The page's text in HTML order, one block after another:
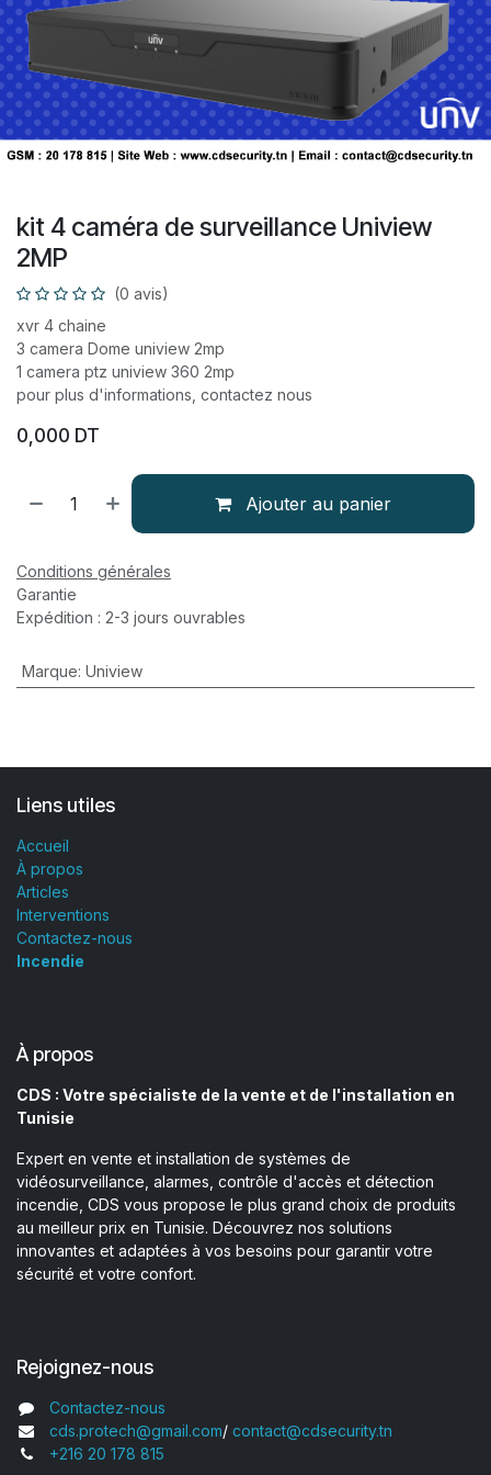
kit 4 caméra de surveillance Uniview
2MP
(0 avis)
xvr 4 chaine
3 camera Dome uniview 2mp
1 camera ptz uniview 360 2mp
pour plus d'informations, contactez nous
0,000 DT
Ajouter au panier
Conditions générales
Garantie
Expédition : 2-3 jours ouvrables
Marque: Uniview
Liens utiles
Accueil
À propos
Articles
Interventions
Contactez-nous
Incendie
À propos
CDS : Votre spécialiste de la vente et de l'installation en
Tunisie
Expert en vente et installation de systèmes de
vidéosurveillance, alarmes, contrôle d'accès et détection
incendie, CDS vous propose le plus grand choix de produits
au meilleur prix en Tunisie. Découvrez nos solutions
innovantes et adaptées à vos besoins pour garantir votre
sécurité et votre confort.
Rejoignez-nous
Contactez-nous
cds.protech@gmail.com/ contact@cdsecurity.tn
+216 20 178 815